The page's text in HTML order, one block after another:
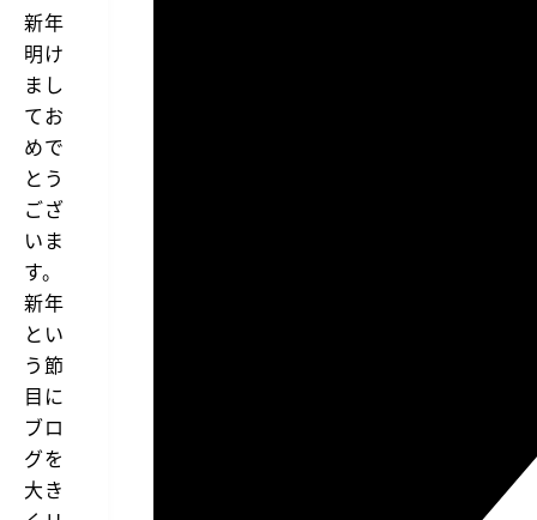
新年
明け
まし
てお
めで
とう
ござ
いま
す。
新年
とい
う節
目に
ブロ
グを
大き